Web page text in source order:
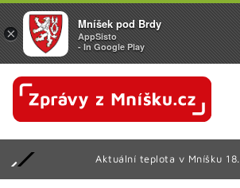
Aktuální teplota v Mníšku
×
Mníšek pod Brdy
AppSisto
- In Google Play